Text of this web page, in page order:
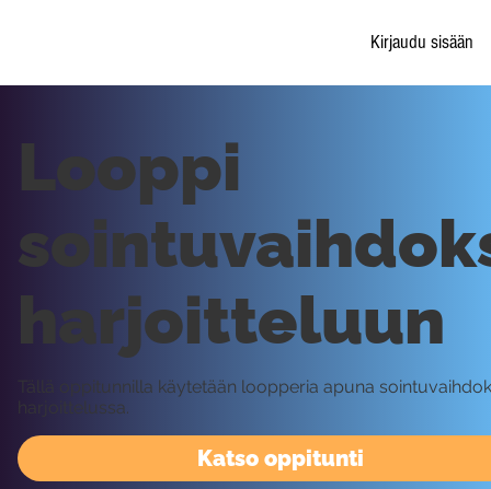
Kirjaudu sisään
Katso oppitunti
Looppi
harjoitteluun
Tällä oppitunnilla käytetään loopperia apuna
harjoittelussa.